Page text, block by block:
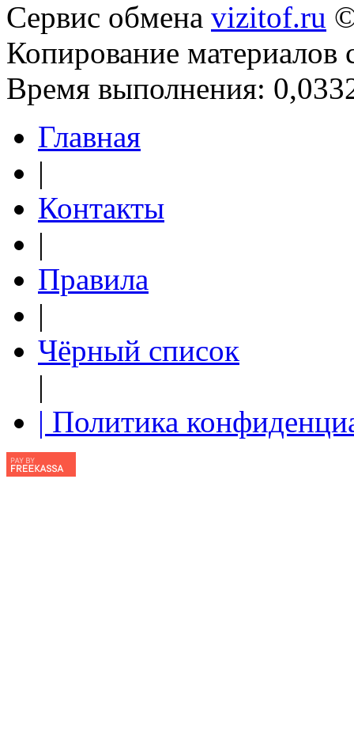
Сервис обмена vizitof.ru
Копирование материалов
Время выполнения:
Главная
|
Контакты
|
Правила
|
Чёрный список
|
| Политика